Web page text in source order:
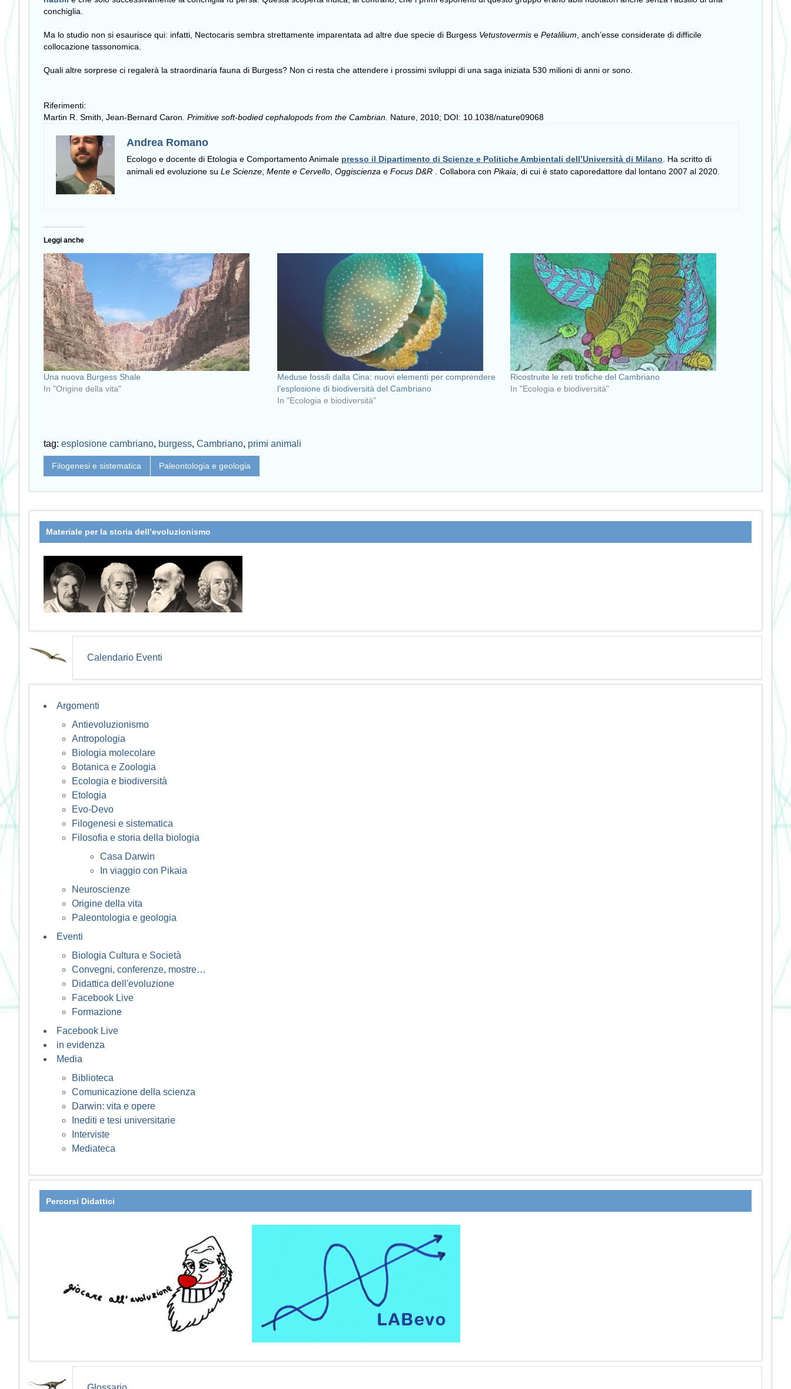
conchiglia.
Ma lo studio non si esaurisce qui: infatti, Nectocaris sembra strettamente imparentata ad altre due specie di Burgess Vetustovermis e Petalilium , anch’esse considerate di difficile
collocazione tassonomica.
Quali altre sorprese ci regalerà la straordinaria fauna di Burgess? Non ci resta che attendere i prossimi sviluppi di una saga iniziata 530 milioni di anni or sono.
Riferimenti:
Martin R. Smith, Jean-Bernard Caron. Primitive soft-bodied cephalopods from the Cambrian. Nature, 2010; DOI: 10.1038/nature09068
Andrea Romano
Ecologo e docente di Etologia e Comportamento Animale presso il Dipartimento di Scienze e Politiche Ambientali dell’Università di Milano . Ha scritto di
animali ed evoluzione su Le Scienze Mente e Cervello Oggiscienza e Focus D&R . Collabora con Pikaia , di cui è stato caporedattore dal lontano 2007 al 2020.
Leggi anche
Una nuova Burgess Shale
In "Origine della vita"
Meduse fossili dalla Cina: nuovi elementi per comprendere
l’esplosione di biodiversità del Cambriano
In "Ecologia e biodiversità"
Ricostruite le reti trofiche del Cambriano
In "Ecologia e biodiversità"
tag: esplosione cambriano, burgess, Cambriano, primi animali
Filogenesi e sistematica Paleontologia e geologia
Materiale per la storia dell’evoluzionismo
Calendario Eventi
Argomenti
Antievoluzionismo
Antropologia
Biologia molecolare
Botanica e Zoologia
Ecologia e biodiversità
Etologia
Evo-Devo
Filogenesi e sistematica
Filosofia e storia della biologia
Casa Darwin
In viaggio con Pikaia
Neuroscienze
Origine della vita
Paleontologia e geologia
Eventi
Biologia Cultura e Società
Convegni, conferenze, mostre…
Didattica dell'evoluzione
Facebook Live
Formazione
Facebook Live
in evidenza
Media
Biblioteca
Comunicazione della scienza
Darwin: vita e opere
Inediti e tesi universitarie
Interviste
Mediateca
Percorsi Didattici